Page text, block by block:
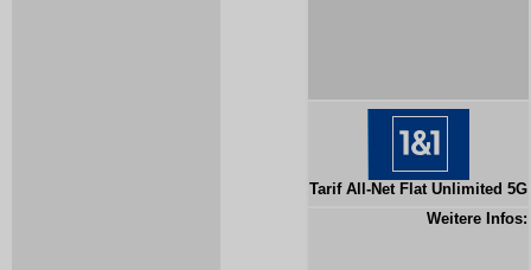
Tarif All-Net Flat Unlimited 5G
Weitere Infos: